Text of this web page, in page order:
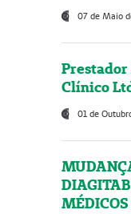
07 de Maio
Prestador
Clínico
01 de